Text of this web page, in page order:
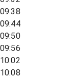
09:38
09:44
09:50
09:56
10:02
10:08